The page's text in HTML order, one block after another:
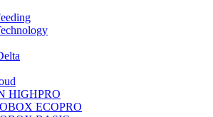
HIGHPRO
ECOPRO